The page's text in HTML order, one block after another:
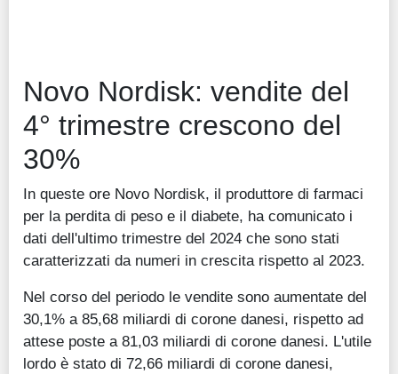
Novo Nordisk: vendite del
4° trimestre crescono del
30%
In queste ore Novo Nordisk, il produttore di farmaci
per la perdita di peso e il diabete, ha comunicato i
dati dell'ultimo trimestre del 2024 che sono stati
caratterizzati da numeri in crescita rispetto al 2023.
Nel corso del periodo le vendite sono aumentate del
30,1% a 85,68 miliardi di corone danesi, rispetto ad
attese poste a 81,03 miliardi di corone danesi. L'utile
lordo è stato di 72,66 miliardi di corone danesi,